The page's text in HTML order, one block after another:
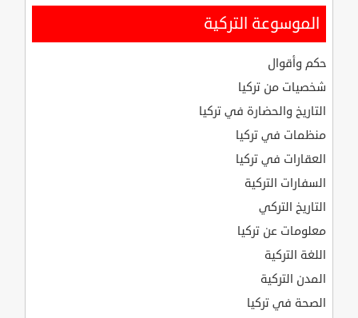
الموسوعة التركية
حكم وأقوال
شخصيات من تركيا
التاريخ والحضارة في تركيا
منظمات في تركيا
العقارات في تركيا
السفارات التركية
التاريخ التركي
معلومات عن تركيا
اللغة التركية
المدن التركية
الصحة في تركيا